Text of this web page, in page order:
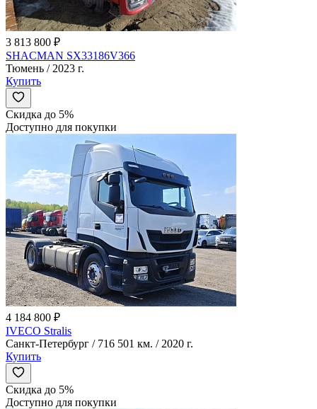
3 813 800 ₽
SHACMAN SX33186V366
Тюмень / 2023 г.
Купить
Скидка до 5%
Доступно для покупки
4 184 800 ₽
IVECO Stralis
Санкт-Петербург / 716 501 км. / 2020 г.
Купить
Скидка до 5%
Доступно для покупки